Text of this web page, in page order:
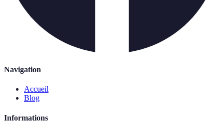
Navigation
Accueil
Blog
Informations